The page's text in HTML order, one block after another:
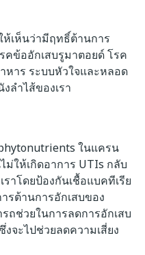
ห้เห็นว่ามีฤทธิ์ต้านการ
คข้ออักเสบรูมาตอยด์ โรค
หาร ระบบหัวใจและหลอด
ลำไส้ของเรา
ในแครน
ม่ให้เกิดอาการ UTIs กลับ
าโดยป้องกันเชื้อแบคทีเรีย
รต้านการอักเสบของ
ถช่วยในการลดการอักเสบ
งจะไปช่วยลดความเสี่ยง